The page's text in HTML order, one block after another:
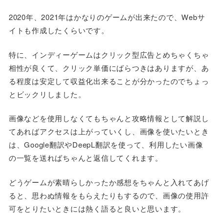
2020年、2021年はかなりのゲームが出来たので、Webサ
イトも作成したくらいです。
特に、インディーゲームはクリック型広告とめちゃくちゃ
相性が良くて、クリック単価にばらつきはありますが、あ
る程度は安定して収益化出来ることが分かったのでちょっ
とビックリしました。
画像などを使用しなくてもちゃんと攻略情報として解説し
てあればアクセスは上がっていくし、画像を使いたいとき
は、Google翻訳やDeepL翻訳を使って、利用したい画像
の一覧を送ればちゃんと返信してくれます。
どうゲームが素晴らしかったか感想をちゃんと入れてあげ
ると、思わぬ情報をもらえたりもするので、画像の使用許
可をとりたいときには熱く語ると良いと思います。